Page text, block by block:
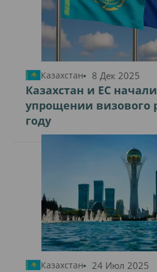
Казахстан 8 Дек 2025
Казахстан и ЕС
упрощении визового
году
Казахстан 24 Июл 2025